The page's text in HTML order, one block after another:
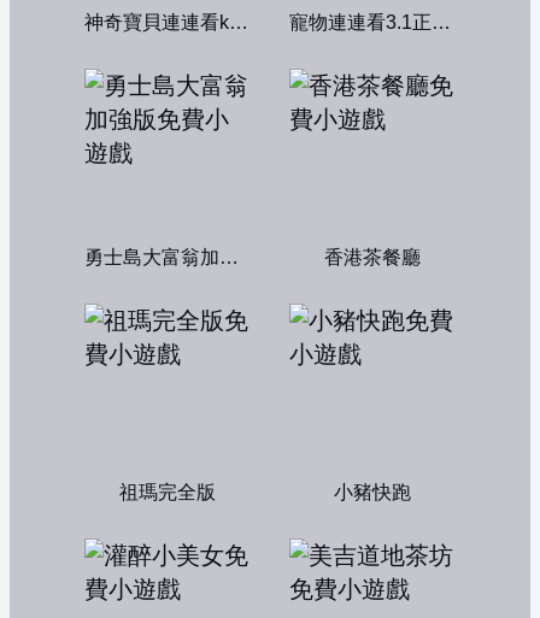
神奇寶貝連連看kawai版2004 寵物連連看3.1正式版
勇士島大富翁加強版 香港茶餐廳
祖瑪完全版 小豬快跑